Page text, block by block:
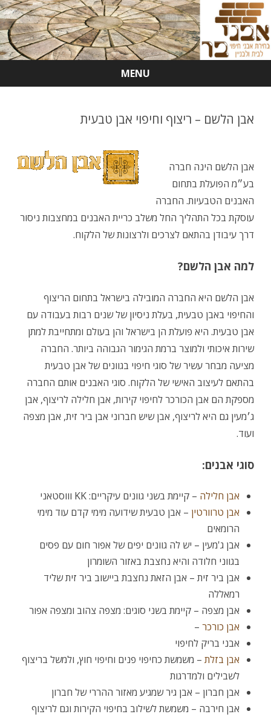
MENU
Skip
אבן הלשם – ריצוף וחיפוי אבן טבעית
אבן הלשם הינה חברה
בע״מ הפועלת בתחום
האבנים הטבעיות. החברה
עוסקת בכל התהליך החל משלב כריית האבנים במחצבות ניסור
דרך עיבודן בהתאם לצרכים ולרצונות של הלקוח.
למה אבן הלשם?
אבן הלשם היא החברה המובילה בישראל בתחום הריצוף
והחיפוי באבן טבעית, בעלת ניסיון של שנים רבות בעבודה עם
אבן טבעית. היא פועלת הן בישראל והן בעולם ומתחייבת למתן
שירות איכותי ולמוצר ברמת הגימור הגבוהה ביותר. החברה
מציעה מבחר עשיר של סוגי חיפוי בגוונים של אבן טבעית
בהתאם לעיצוב האישי של הלקוח. סוגי האבנים אותם החברה
מספקת הם אבן הכורכר לחיפוי קירות, אבן חלילה לריצוף, אבן
ג׳מעין גם היא לריצוף, אבן שיש חברוני אבן ביר זית, אבן מצפה
ועוד.
סוגי אבנים:
אבן חלילה – קיימת בשני גוונים עיקריים: KK וווסטאני
אבן טרוורטין – אבן טבעית שידועה מימי קדם עוד מימי
הרומאים
אבן ג'מעין – יש לה גוונים יפים של אפור חום עם פסים
בגווני חלודה והיא נחצבת באזור השומרון
אבן ביר זית – אבן הזאת נחצבת ביישוב ביר זית שליד
רמאללה
אבן מצפה – קיימת בשני סוגים: מצפה צהוב ומצפה אפור
אבן כורכר –
אבני בריק לחיפוי
אבן בזלת – משמשת כחיפוי פנים וחיפוי חוץ, ולמשל בריצוף
לשבילים ולמדרגות
אבן חברון – אבן גיר שמגיע מאזור ההררי של חברון
אבן חירבה – משמשת לשילוב בחיפוי הקירות וגם לריצוף